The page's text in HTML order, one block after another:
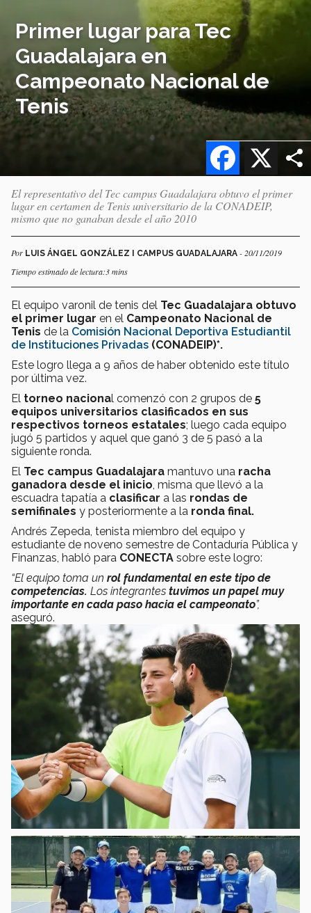
Primer lugar para Tec
Guadalajara en
Campeonato Nacional de
Tenis
X
Facebook
El representativo del Tec campus Guadalajara obtuvo el primer
lugar en certamen de Tenis universitario de la CONADEIP,
mismo que no ganaban desde el año 2010
Por LUIS ÁNGEL GONZÁLEZ I CAMPUS GUADALAJARA - 20/11/2019
Tiempo estimado de lectura:3 mins
El equipo varonil de tenis del Tec Guadalajara obtuvo
el primer lugar en el Campeonato Nacional de
Tenis de la Comisión Nacional Deportiva Estudiantil
de Instituciones Privadas (CONADEIP)*.
Este logro llega a 9 años de haber obtenido este título
por última vez.
El torneo nacional comenzó con 2 grupos de 5
equipos universitarios clasificados en sus
respectivos torneos estatales; luego cada equipo
jugó 5 partidos y aquel que ganó 3 de 5 pasó a la
siguiente ronda.
El Tec campus Guadalajara mantuvo una racha
ganadora desde el inicio , misma que llevó a la
escuadra tapatía a clasificar a las rondas de
semifinales y posteriormente a la ronda final.
Andrés Zepeda, tenista miembro del equipo y
estudiante de noveno semestre de Contaduría Pública y
Finanzas, habló para CONECTA sobre este logro:
“El equipo toma un rol fundamental en este tipo de
competencias. Los integrantes tuvimos un papel muy
importante en cada paso hacia el campeonato”,
aseguró.